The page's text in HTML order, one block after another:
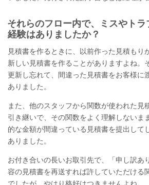
それらのフロー内で、ミスやト
経験はありましたか？
見積書を作るときに、以前作った見積もり
新しい見積書を作ることがありますよね。
更新し忘れて、間違った見積書をお客様に
ありました。
また、他のスタッフから関数が使われた見
引き継いで、その関数をよく理解しないま
的な金額が間違っている見積書を提出して
ありました。
お付き合いの長いお取引先で、「申し訳あ
容の見積書を再送すれば許していただける